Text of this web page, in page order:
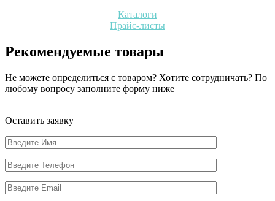
Каталоги
Прайс-листы
Рекомендуемые товары
Не можете определиться с товаром? Хотите сотрудничать? По
любому вопросу заполните форму ниже
Оставить заявку